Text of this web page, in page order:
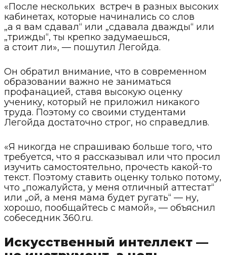
«После нескольких встреч в разных высоких
кабинетах, которые начинались со слов
„а я вам сдавал“ или „сдавала дважды“ или
„трижды“, ты крепко задумаешься,
а стоит ли», — пошутил Легойда.
Он обратил внимание, что в современном
образовании важно не заниматься
профанацией, ставя высокую оценку
ученику, который не приложил никакого
труда. Поэтому со своими студентами
Легойда достаточно строг, но справедлив.
«Я никогда не спрашиваю больше того, что
требуется, что я рассказывал или что просил
изучить самостоятельно, прочесть какой-то
текст. Поэтому ставить оценку только потому,
что „пожалуйста, у меня отличный аттестат“
или „ой, а меня мама будет ругать“ — ну,
хорошо, пообщайтесь с мамой», — объяснил
собеседник 360.ru.
Искусственный интеллект —